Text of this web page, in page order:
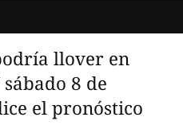
llover en
8 de
el pronóstico